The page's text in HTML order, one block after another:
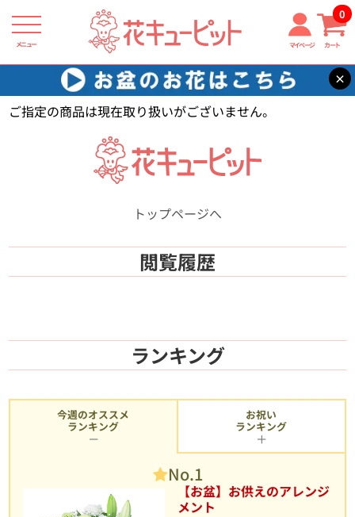
メニュー マイページ カート
0
×
花キューピット 【】
ご指定の商品は現在取り扱いがございません。
トップページへ
閲覧履歴
ランキング
今週のオススメ
ランキング
No.1
【お盆】お供えのアレンジ
メント
お祝い
ランキング